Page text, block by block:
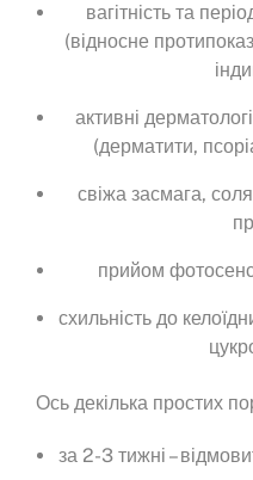
вагітність та
(відносне
активні
(дерматити,
свіжа засмага,
прийом
схильність до
Ось декілька простих
за 2-3 тижні –